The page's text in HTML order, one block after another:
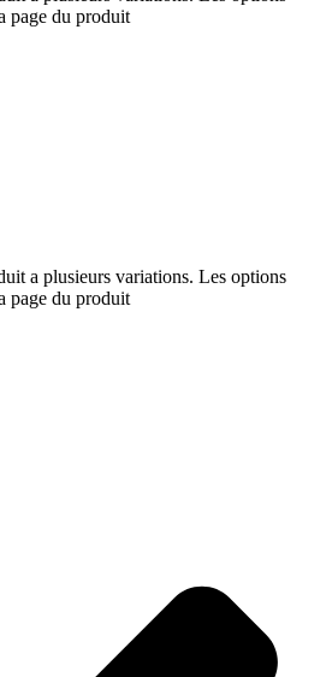
page du produit
a plusieurs variations. Les options
page du produit